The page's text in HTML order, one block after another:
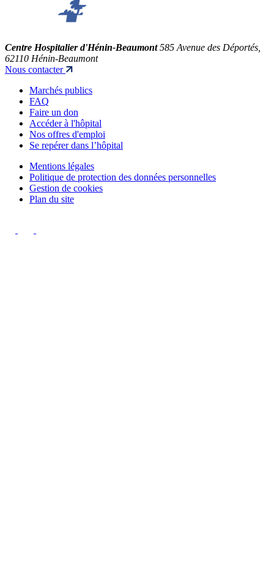
Centre Hospitalier d'Hénin-Beaumont 585 Avenue des Déportés,
62110 Hénin-Beaumont
Nous contacter
Marchés publics
FAQ
Faire un don
Accéder à l'hôpital
Nos offres d'emploi
Se repérer dans l’hôpital
Mentions légales
Politique de protection des données personnelles
Gestion de cookies
Plan du site